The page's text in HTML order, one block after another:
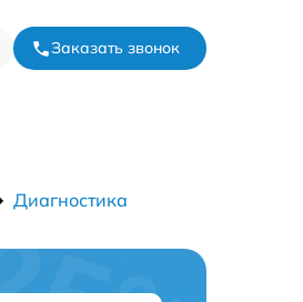
Заказать звонок
Диагностика